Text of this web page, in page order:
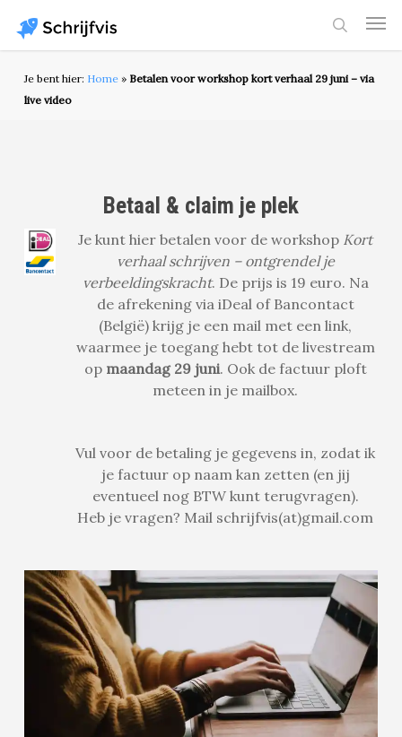
main
content
Je bent hier: Home» Betalen voor workshop kort verhaal 29 juni – via
live video
Betaal & claim je plek
Je kunt hier betalen voor de workshop Kort
verhaal schrijven – ontgrendel je
verbeeldingskracht. De prijs is 19 euro. Na
de afrekening via iDeal of Bancontact
(België) krijg je een mail met een link,
waarmee je toegang hebt tot de livestream
op maandag 29 juni. Ook de factuur ploft
meteen in je mailbox.
Vul voor de betaling je gegevens in, zodat ik
je factuur op naam kan zetten (en jij
eventueel nog BTW kunt terugvragen).
Heb je vragen? Mail schrijfvis(at)gmail.com